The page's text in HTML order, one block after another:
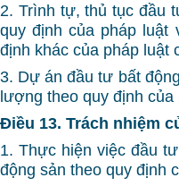
2. Trình tự, thủ tục đầu
quy định của pháp
định khác của pháp luật
3. Dự án đầu tư bất
lượng theo quy định
Điều 13. Trách nhiệm
1. Thực hiện việc đầu
động sản theo quy định